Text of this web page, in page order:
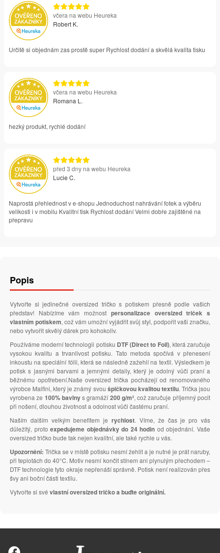
včera na webu Heureka
Robert K.
Určitě si objednám zas prostě super Rychlost dodání a skvělá kvalita tisku
včera na webu Heureka
Romana L.
hezký produkt, rychlé dodání
před 3 dny na webu Heureka
Lucie C.
Naprostá přehlednost v e-shopu Jednoduchost nahrávání fotek a výběru
velikosti i v mobilu Kvalitní tisk Rychlost dodání Velmi dobře zajištěné na
přepravu
Popis
Vytvořte si jedinečné oversized tričko s potiskem přesně podle vašich
představ! Nabízíme vám možnost personalizace oversized triček s
vlastním potiskem, což vám umožní vyjádřit svůj styl, podpořit vaši značku,
nebo vytvořit skvělý dárek pro kohokoliv.
Používáme moderní technologii potisku DTF (Direct to Foil), která zaručuje
vysokou kvalitu a trvanlivost potisku. Tato metoda spočívá v přenesení
inkoustu na speciální fólii, která se následně zažehlí na textil. Výsledkem je
potisk s jasnými barvami a jemnými detaily, který je odolný vůči praní a
běžnému opotřebení.Naše oversized trička pocházejí od renomovaného
výrobce Malfini, který je známý svou špičkovou kvalitou textilu. Trička jsou
vyrobena ze 100% bavlnys gramáží200 g/m², což zaručuje příjemný pocit
při nošení, dlouhou životnost a odolnost vůči častému praní.
Naším dalším velkým benefitem jerychlost. Víme, že čas je pro vás
důležitý, protoexpedujeme objednávky do 24 hodin od objednání. Vaše
oversized tričko bude tak nejen kvalitní, ale také rychle u vás.
Upozornění: Trička se v místě potisku nesmí žehlit a je nutné je prát naruby,
při teplotách do 40°C. Motiv nesmí končit stínem ani plynulým přechodem –
DTF technologie tyto okraje nepřenáší správně. Potisk není realizován přes
švy ani boční části textilu.
Vytvořte si své vlastní oversized tričko a buďte originální.